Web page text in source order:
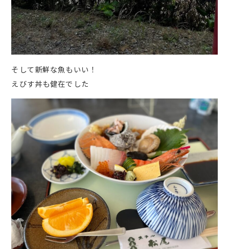
そして新鮮な魚もいい！
えびす丼も健在でした